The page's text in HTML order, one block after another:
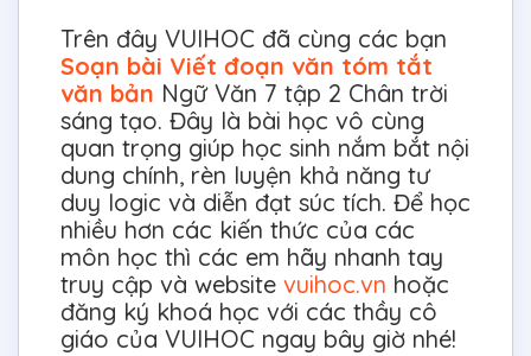
Trên đây VUIHOC đã cùng các bạn
Soạn bài Viết đoạn văn tóm tắt
văn bản Ngữ Văn 7 tập 2 Chân trời
sáng tạo. Đây là bài học vô cùng
quan trọng giúp học sinh nắm bắt nội
dung chính, rèn luyện khả năng tư
duy logic và diễn đạt súc tích. Để học
nhiều hơn các kiến thức của các
môn học thì các em hãy nhanh tay
truy cập và website vuihoc.vn hoặc
đăng ký khoá học với các thầy cô
giáo của VUIHOC ngay bây giờ nhé!